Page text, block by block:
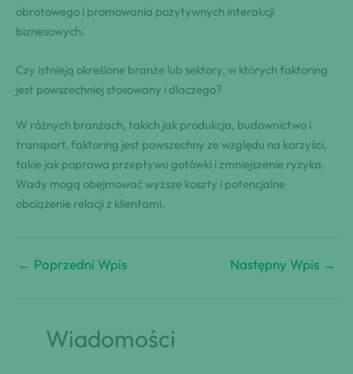
obrotowego i promowania pozytywnych interakcji
biznesowych.
Czy istnieją określone branże lub sektory, w których faktoring
jest powszechniej stosowany i dlaczego?
W różnych branżach, takich jak produkcja, budownictwo i
transport, faktoring jest powszechny ze względu na korzyści,
takie jak poprawa przepływu gotówki i zmniejszenie ryzyka.
Wady mogą obejmować wyższe koszty i potencjalne
obciążenie relacji z klientami.
← Poprzedni Wpis Następny Wpis →
Wiadomości